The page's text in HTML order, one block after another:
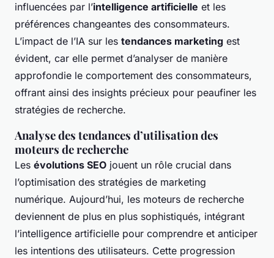
influencées par l’intelligence artificielle et les
préférences changeantes des consommateurs.
L’impact de l’IA sur les tendances marketing est
évident, car elle permet d’analyser de manière
approfondie le comportement des consommateurs,
offrant ainsi des insights précieux pour peaufiner les
stratégies de recherche.
Analyse des tendances d’utilisation des
moteurs de recherche
Les évolutions SEO jouent un rôle crucial dans
l’optimisation des stratégies de marketing
numérique. Aujourd’hui, les moteurs de recherche
deviennent de plus en plus sophistiqués, intégrant
l’intelligence artificielle pour comprendre et anticiper
les intentions des utilisateurs. Cette progression